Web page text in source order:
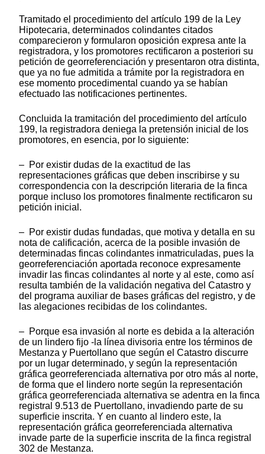
Tramitado el procedimiento del artículo 199 de la Ley
Hipotecaria, determinados colindantes citados
comparecieron y formularon oposición expresa ante la
registradora, y los promotores rectificaron a posteriori su
petición de georreferenciación y presentaron otra distinta,
que ya no fue admitida a trámite por la registradora en
ese momento procedimental cuando ya se habían
efectuado las notificaciones pertinentes.
Concluida la tramitación del procedimiento del artículo
199, la registradora deniega la pretensión inicial de los
promotores, en esencia, por lo siguiente:
– Por existir dudas de la exactitud de las
representaciones gráficas que deben inscribirse y su
correspondencia con la descripción literaria de la finca
porque incluso los promotores finalmente rectificaron su
petición inicial.
– Por existir dudas fundadas, que motiva y detalla en su
nota de calificación, acerca de la posible invasión de
determinadas fincas colindantes inmatriculadas, pues la
georreferenciación aportada reconoce expresamente
invadir las fincas colindantes al norte y al este, como así
resulta también de la validación negativa del Catastro y
del programa auxiliar de bases gráficas del registro, y de
las alegaciones recibidas de los colindantes.
– Porque esa invasión al norte es debida a la alteración
de un lindero fijo -la línea divisoria entre los términos de
Mestanza y Puertollano que según el Catastro discurre
por un lugar determinado, y según la representación
gráfica georreferenciada alternativa por otro más al norte,
de forma que el lindero norte según la representación
gráfica georreferenciada alternativa se adentra en la finca
registral 9.513 de Puertollano, invadiendo parte de su
superficie inscrita. Y en cuanto al lindero este, la
representación gráfica georreferenciada alternativa
invade parte de la superficie inscrita de la finca registral
302 de Mestanza.